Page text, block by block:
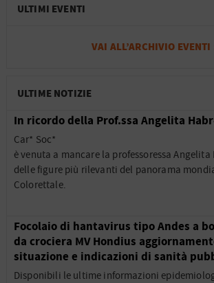
ULTIMI EVENTI
VAI ALL’ARCHIVIO EVENTI
ULTIME NOTIZIE
In ricordo della Prof.ssa Angelita
Car* Soc*
è venuta a mancare la professoressa
delle figure più rilevanti del panorama
Colorettale.
Focolaio di hantavirus tipo Andes a
da crociera MV Hondius
situazione e indicazioni di sanità
Disponibili le ultime informazioni